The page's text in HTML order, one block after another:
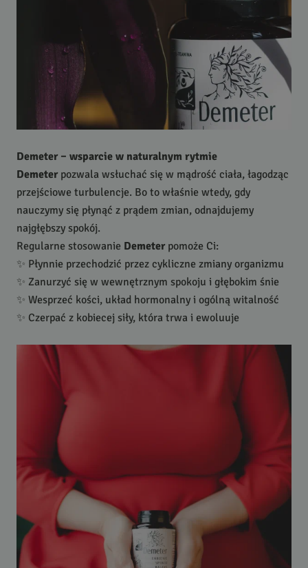
Demeter – wsparcie w naturalnym rytmie
Demeterpozwala wsłuchać się w mądrość ciała, łagodząc
przejściowe turbulencje. Bo to właśnie wtedy, gdy
nauczymy się płynąć z prądem zmian, odnajdujemy
najgłębszy spokój.
Regularne stosowanie Demeterpomoże Ci:
✨ Płynnie przechodzić przez cykliczne zmiany organizmu
✨ Zanurzyć się w wewnętrznym spokoju i głębokim śnie
✨ Wesprzeć kości, układ hormonalny i ogólną witalność
✨ Czerpać z kobiecej siły, która trwa i ewoluuje